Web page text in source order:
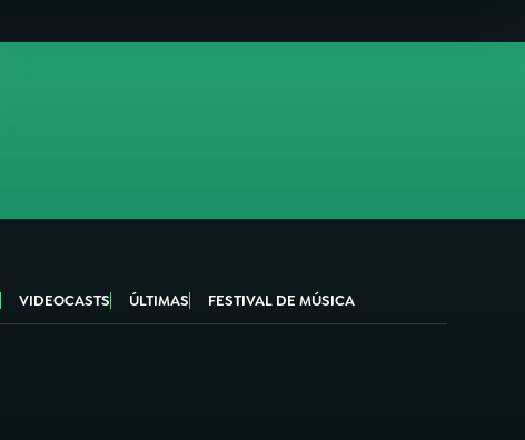
VIDEOCASTS ÚLTIMAS FESTIVAL DE MÚSICA